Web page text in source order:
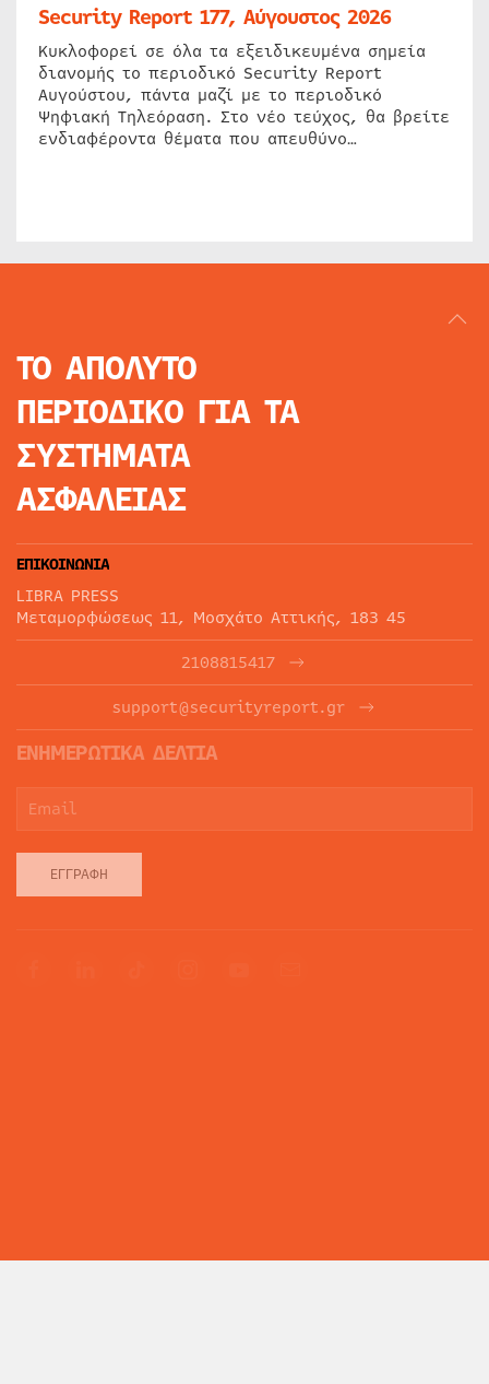
Security Report 177, Αύγουστος 2026
Κυκλοφορεί σε όλα τα εξειδικευμένα σημεία
διανομής το περιοδικό Security Report
Αυγούστου, πάντα μαζί με το περιοδικό
Ψηφιακή Τηλεόραση. Στο νέο τεύχος, θα βρείτε
ενδιαφέροντα θέματα που απευθύνο…
ΤΟ ΑΠΟΛΥΤΟ
ΠΕΡΙΟΔΙΚΟ ΓΙΑ ΤΑ
ΣΥΣΤΗΜΑΤΑ
ΑΣΦΑΛΕΙΑΣ
ΕΠΙΚΟΙΝΩΝΙΑ
LIBRA PRESS
Μεταμορφώσεως 11, Μοσχάτο Αττικής, 183 45
2108815417
support@securityreport.gr
ΕΝΗΜΕΡΩΤΙΚΑ ΔΕΛΤΙΑ
ΕΓΓΡΑΦΉ